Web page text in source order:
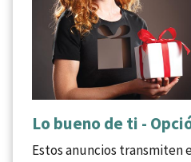
Lo bueno de ti -
Estos anuncios transmiten